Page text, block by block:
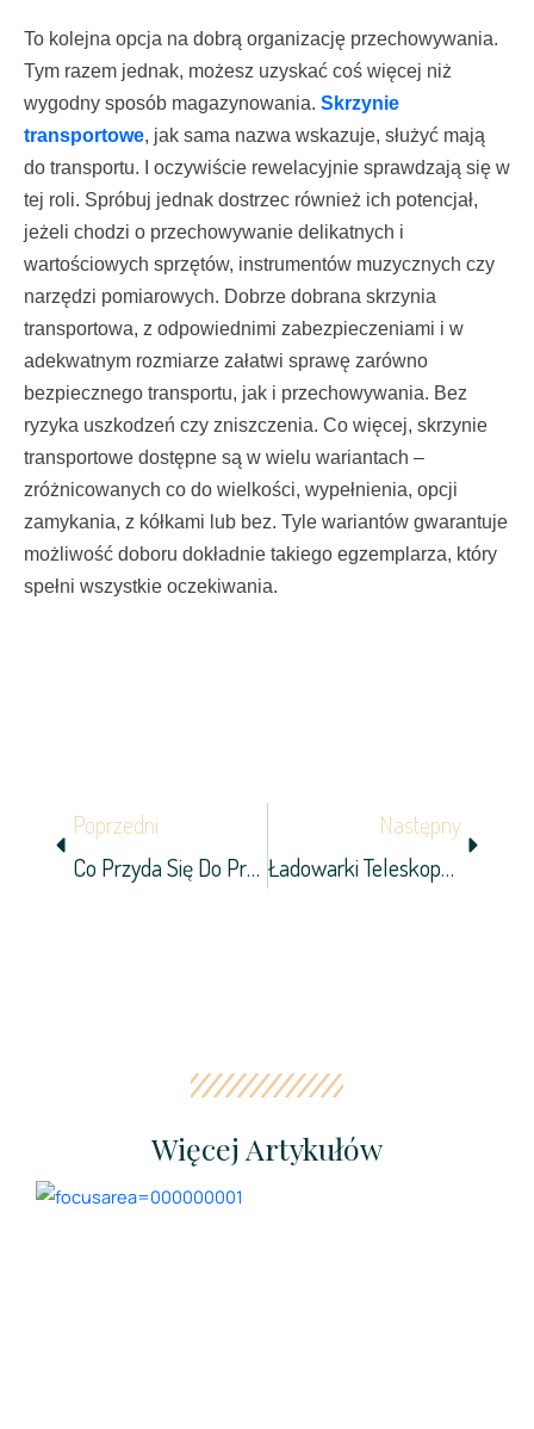
To kolejna opcja na dobrą organizację przechowywania.
Tym razem jednak, możesz uzyskać coś więcej niż
wygodny sposób magazynowania. Skrzynie
transportowe, jak sama nazwa wskazuje, służyć mają
do transportu. I oczywiście rewelacyjnie sprawdzają się w
tej roli. Spróbuj jednak dostrzec również ich potencjał,
jeżeli chodzi o przechowywanie delikatnych i
wartościowych sprzętów, instrumentów muzycznych czy
narzędzi pomiarowych. Dobrze dobrana skrzynia
transportowa, z odpowiednimi zabezpieczeniami i w
adekwatnym rozmiarze załatwi sprawę zarówno
bezpiecznego transportu, jak i przechowywania. Bez
ryzyka uszkodzeń czy zniszczenia. Co więcej, skrzynie
transportowe dostępne są w wielu wariantach –
zróżnicowanych co do wielkości, wypełnienia, opcji
zamykania, z kółkami lub bez. Tyle wariantów gwarantuje
możliwość doboru dokładnie takiego egzemplarza, który
spełni wszystkie oczekiwania.
Poprzedni
Co Przyda Się Do Pracy Z Kablami?
Następny
Ładowarki Teleskopowe Obrotowe – Specyfika I Różnice
Więcej Artykułów